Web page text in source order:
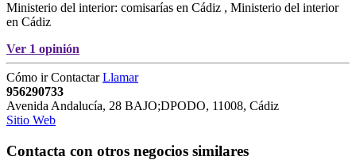
Ministerio del interior: comisarías en Cádiz , Ministerio del interior
en Cádiz
Ver 1 opinión
Cómo irContactarLlamar
956290733
Avenida Andalucía, 28 BAJO;DPODO, 11008, Cádiz
Sitio Web
Contacta con otros negocios similares